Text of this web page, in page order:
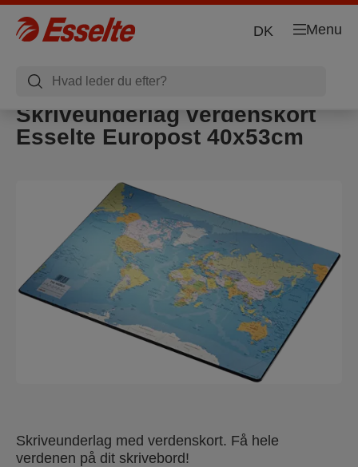
Menu
DK
Skriveunderlag verdenskort
Esselte Europost 40x53cm
Skriveunderlag med verdenskort. Få hele
verdenen på dit skrivebord!